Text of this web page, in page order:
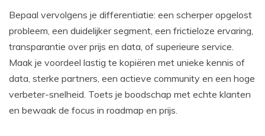
Bepaal vervolgens je differentiatie: een scherper opgelost
probleem, een duidelijker segment, een frictieloze ervaring,
transparantie over prijs en data, of superieure service.
Maak je voordeel lastig te kopiëren met unieke kennis of
data, sterke partners, een actieve community en een hoge
verbeter-snelheid. Toets je boodschap met echte klanten
en bewaak de focus in roadmap en prijs.